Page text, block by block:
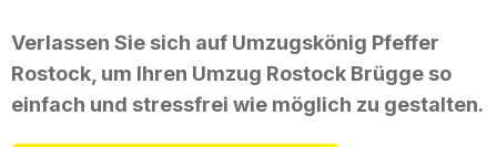
Verlassen Sie sich auf Umzugskönig Pfeffer
Rostock, um Ihren Umzug Rostock Brügge so
einfach und stressfrei wie möglich zu gestalten.